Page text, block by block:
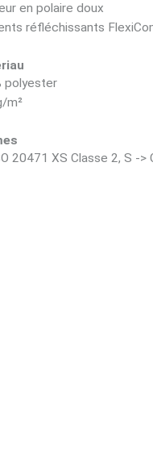
en polaire doux
réfléchissants
polyester
m²
20471 XS Classe 2, S ->